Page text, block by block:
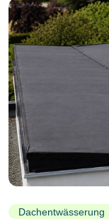
Dachentwässerung